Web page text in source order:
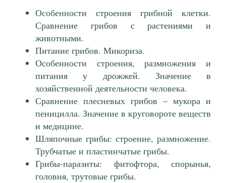
Особенности строения грибной клетки.
Сравнение грибов с растениями и
животными.
Питание грибов. Микориза.
Особенности строения, размножения и
питания у дрожжей. Значение в
хозяйственной деятельности человека.
Сравнение плесневых грибов – мукора и
пеницилла. Значение в круговороте веществ
и медицине.
Шляпочные грибы: строение, размножение.
Трубчатые и пластинчатые грибы.
Грибы-паразиты: фитофтора, спорынья,
головня, трутовые грибы.